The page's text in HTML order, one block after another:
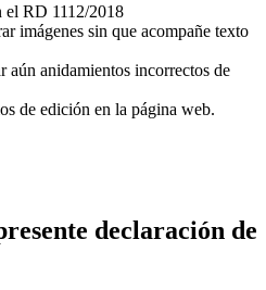
el RD 1112/2018
imágenes sin que acompañe texto
aún anidamientos incorrectos de
de edición en la página web.
declaración de